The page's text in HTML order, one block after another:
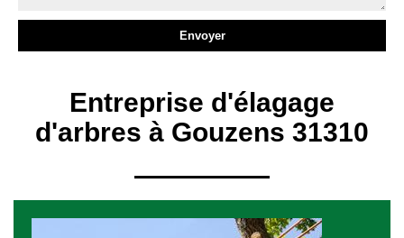
Entreprise d'élagage
d'arbres à Gouzens 31310